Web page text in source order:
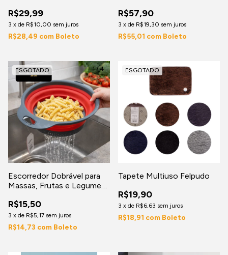
viagem
R$29,99
3 x de R$10,00 sem juros
R$28,49 com Boleto
R$57,90
3 x de R$19,30 sem juros
R$55,01 com Boleto
1/4
ESGOTADO
Escorredor Dobrável para
Massas, Frutas e Legumes
Bagunça
R$15,50
3 x de R$5,17 sem juros
R$14,73 com Boleto
ESGOTADO
Tapete Multiuso Felpudo
R$19,90
3 x de R$6,63 sem juros
R$18,91 com Boleto